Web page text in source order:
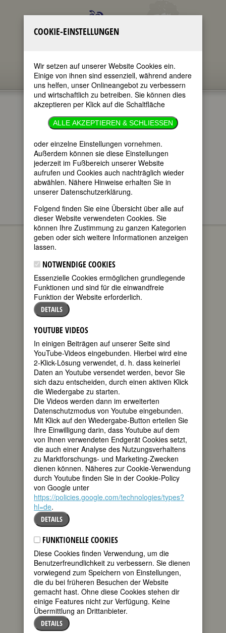
»AUCH DAS
NOCH«
im ganzen Text
nur in Titeln
UM HIMMELS WILLEN
Luise F. Pusch 17.05.2016
7
Kommentare
Um Himmels Willen
vonHelke Sander
Vor zwei Wochen, am 3.5.16, habe ich
mir eine Folge der so betitelten Serie
Es ging darin um einen
verschwundenen dörflichen
Bürgermeister und eine „Steinzeithöhle“
mit gefälschten Felszeichnungen, und
eher am Rande ging es um einen mich
weiter beschäftigenden interessanten
Konflikt.
Im Verlauf des Films kam ein
Schuldirektor vor, dem „endgültig der
Kragen geplatzt war“ und der eine
Schülerin nach mehrmaligen
Ermahnungen wegen unterschiedlicher
Delikte nun der Schule verwies. Das
Fass zum Überlaufen hatte ihre
Kleidung gebracht. Die ca. 16jährige
kam bauchfrei und in kürzesten Shorts
zu Schule. Der Direktor bestand auf
angemessener Kleidung, die Schülerin
darauf, dass es ihre Sache sei, wie sie
sich anziehe (Nur am Rande: Ende der
der Schule keine langen Hosen,
geschweige denn Jeans tragen). Ina
(oder ähnlich) sammelte einige
Unterstützerinnen um sich und wurde
dabei auch beobachtet von drei etwa
gleichaltrigen kopftuchtragenden neuen
Flüchtlings-Schülerinnen. Der Direktor
argumentierte auch mit diesen drei
Mädchen, die er vor einem Kulturschock
bewahren und nicht dem Anblick der
COOKIE-EINSTELLUNGEN
Wir setzen auf unserer Website Cookies ein.
Einige von ihnen sind essenziell, während andere
uns helfen, unser Onlineangebot zu verbessern
und wirtschaftlich zu betreiben. Sie können dies
akzeptieren per Klick auf die Schaltfläche
ALLE AKZEPTIEREN & SCHLIESSEN
oder einzelne Einstellungen vornehmen.
Außerdem können sie diese Einstellungen
jederzeit im Fußbereich unserer Website
aufrufen und Cookies auch nachträglich wieder
abwählen. Nähere Hinweise erhalten Sie in
unserer Datenschutzerklärung.
Folgend finden Sie eine Übersicht über alle auf
dieser Website verwendeten Cookies. Sie
können Ihre Zustimmung zu ganzen Kategorien
geben oder sich weitere Informationen anzeigen
lassen.
NOTWENDIGE COOKIES
Essenzielle Cookies ermöglichen grundlegende
Funktionen und sind für die einwandfreie
Funktion der Website erforderlich.
DETAILS
YOUTUBE VIDEOS
In einigen Beiträgen auf unserer Seite sind
YouTube-Videos eingebunden. Hierbei wird eine
2-Klick-Lösung verwendet, d. h. dass keinerlei
Daten an Youtube versendet werden, bevor Sie
sich dazu entscheiden, durch einen aktiven Klick
die Wiedergabe zu starten.
Die Videos werden dann im erweiterten
Datenschutzmodus von Youtube eingebunden.
Mit Klick auf den Wiedergabe-Button erteilen Sie
Ihre Einwilligung darin, dass Youtube auf dem
von Ihnen verwendeten Endgerät Cookies setzt,
die auch einer Analyse des Nutzungsverhaltens
zu Marktforschungs- und Marketing-Zwecken
dienen können. Näheres zur Cookie-Verwendung
durch Youtube finden Sie in der Cookie-Policy
von Google unter
https://policies.google.com/technologies/types?
hl=de.
DETAILS
FUNKTIONELLE COOKIES
Diese Cookies finden Verwendung, um die
Benutzerfreundlichkeit zu verbessern. Sie dienen
vorwiegend zum Speichern von Einstellungen,
die du bei früheren Besuchen der Website
gemacht hast. Ohne diese Cookies stehen dir
einige Features nicht zur Verfügung. Keine
Übermittlung an Drittanbieter.
DETAILS